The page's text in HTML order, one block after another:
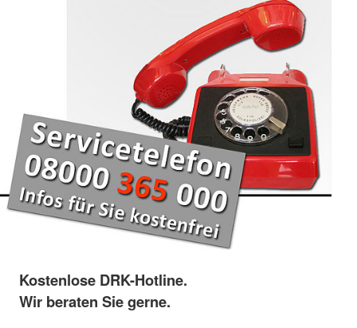
Kostenlose DRK-Hotline.
Wir beraten Sie gerne.